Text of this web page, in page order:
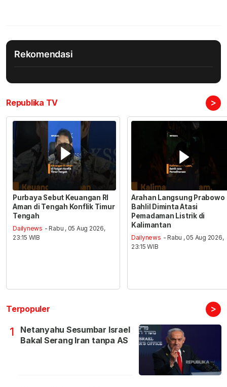
Rekomendasi
Republika TV >
Purbaya Sebut Keuangan RI
Aman di Tengah Konflik Timur
Tengah
Dailynews - Rabu , 05 Aug 2026,
23:15 WIB
Arahan Langsung Prabowo
Bahlil Diminta Atasi
Pemadaman Listrik di
Kalimantan
Dailynews - Rabu , 05 Aug 2026,
23:15 WIB
Terpopuler >
1
Netanyahu Sesumbar Israel
Bakal Serang Iran tanpa AS